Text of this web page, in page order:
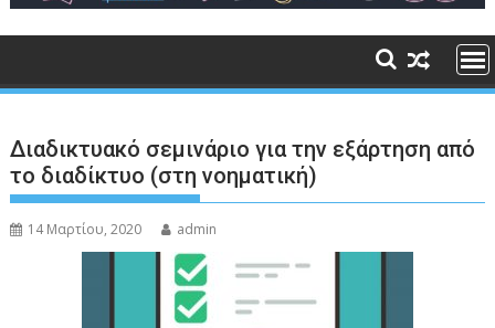
Διαδικτυακό σεμινάριο για την εξάρτηση από
το διαδίκτυο (στη νοηματική)
14 Μαρτίου, 2020 admin